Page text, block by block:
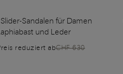
Sandalen für Damen
und Leder
reduziert abCHF 630